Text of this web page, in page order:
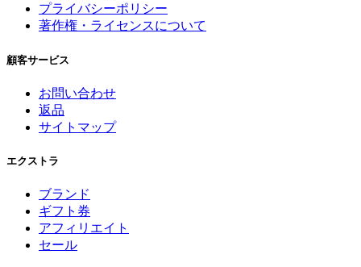
プライバシーポリシー
著作権・ライセンスについて
顧客サービス
お問い合わせ
返品
サイトマップ
エクストラ
ブランド
ギフト券
アフィリエイト
セール